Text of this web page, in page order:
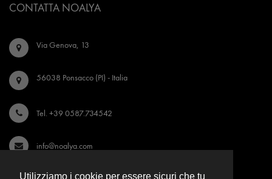
Utilizziamo i cookie per essere sicuri che tu
CONTATTA NOALYA
Via Genova, 13
56038 Ponsacco (PI) - Italia
Tel. +39 0587.734542
info@noalya.com